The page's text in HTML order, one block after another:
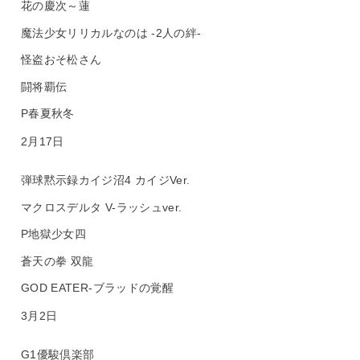
花の慶次～蓮
魔法少女リリカルなのは -2人の絆-
怪盗おそ松さん
闘将覇伝
P春夏秋冬
2月17日
弾球黙示録カイジ沼4 カイジVer.
マクロスデルタ V-ラッシュver.
P地獄少女四
蒼天の拳 双龍
GOD EATER-ブラッドの覚醒
3月2日
G1優駿倶楽部